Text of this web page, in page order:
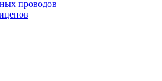
проводов